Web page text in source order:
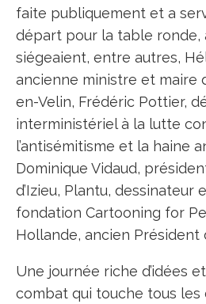
faite publiquement et a
départ pour la table ronde,
siégeaient, entre autres,
ancienne ministre et maire
en-Velin, Frédéric Pottier,
interministériel à la lutte
l’antisémitisme et la haine
Dominique Vidaud,
d’Izieu, Plantu, dessinateur
fondation Cartooning for
Hollande, ancien Président
Une journée riche d’idées
combat qui touche tous les